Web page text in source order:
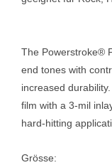
The Powerstroke®
end tones with
increased
film with a 3-mil
hard-hitting
Grösse: